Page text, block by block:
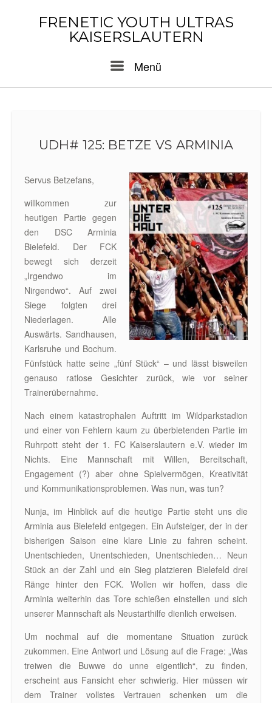
FRENETIC YOUTH ULTRAS
KAISERSLAUTERN
Menü
UDH# 125: BETZE VS ARMINIA
Servus Betzefans,
willkommen zur
heutigen Partie gegen
den DSC Arminia
Bielefeld. Der FCK
bewegt sich derzeit
„Irgendwo im
Nirgendwo“. Auf zwei
Siege folgten drei
Niederlagen. Alle
Auswärts. Sandhausen,
Karlsruhe und Bochum.
Fünfstück hatte seine „fünf Stück“ – und lässt bisweilen
genauso ratlose Gesichter zurück, wie vor seiner
Trainerübernahme.
Nach einem katastrophalen Auftritt im Wildparkstadion
und einer von Fehlern kaum zu überbietenden Partie im
Ruhrpott steht der 1. FC Kaiserslautern e.V. wieder im
Nichts. Eine Mannschaft mit Willen, Bereitschaft,
Engagement (?) aber ohne Spielvermögen, Kreativität
und Kommunikationsproblemen. Was nun, was tun?
Nunja, im Hinblick auf die heutige Partie steht uns die
Arminia aus Bielefeld entgegen. Ein Aufsteiger, der in der
bisherigen Saison eine klare Linie zu fahren scheint.
Unentschieden, Unentschieden, Unentschieden… Neun
Stück an der Zahl und ein Sieg platzieren Bielefeld drei
Ränge hinter den FCK. Wollen wir hoffen, dass die
Arminia weiterhin das Tore schießen einstellen und sich
unserer Mannschaft als Neustarthilfe dienlich erweisen.
Um nochmal auf die momentane Situation zurück
zukommen. Eine Antwort und Lösung auf die Frage: „Was
treiwen die Buwwe do unne eigentlich“, zu finden,
erscheint aus Fansicht eher schwierig. Hier müssen wir
dem Trainer vollstes Vertrauen schenken um die